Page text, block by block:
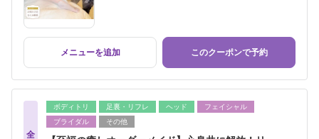
メニューを追加 このクーポンで予約
全
ボディトリ 足裏・リフレ ヘッド
フェイシャル
ブライダル
その他